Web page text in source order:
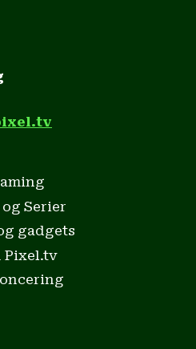
Serier
gadgets
Pixel.tv